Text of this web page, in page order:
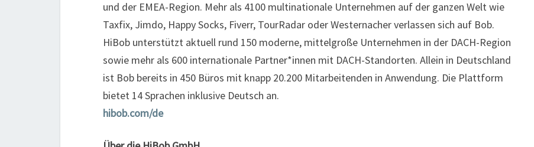
und der EMEA-Region. Mehr als 4100 multinationale Unternehmen auf der ganzen Welt wie
Taxfix, Jimdo, Happy Socks, Fiverr, TourRadar oder Westernacher verlassen sich auf Bob.
HiBob unterstützt aktuell rund 150 moderne, mittelgroße Unternehmen in der DACH-Region
sowie mehr als 600 internationale Partner*innen mit DACH-Standorten. Allein in Deutschland
ist Bob bereits in 450 Büros mit knapp 20.200 Mitarbeitenden in Anwendung. Die Plattform
bietet 14 Sprachen inklusive Deutsch an.
hibob.com/de